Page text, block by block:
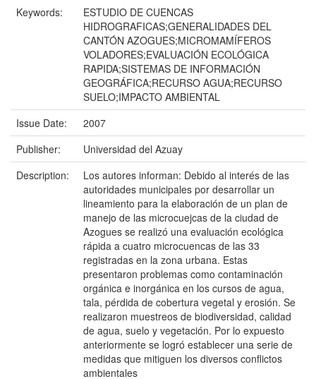
Keywords:
ESTUDIO DE CUENCAS
HIDROGRAFICAS;GENERALIDADES DEL
CANTÓN AZOGUES;MICROMAMÍFEROS
VOLADORES;EVALUACIÓN ECOLÓGICA
RAPIDA;SISTEMAS DE INFORMACIÓN
GEOGRÁFICA;RECURSO AGUA;RECURSO
SUELO;IMPACTO AMBIENTAL
Issue Date:
2007
Publisher:
Universidad del Azuay
Description:
Los autores informan: Debido al interés de las
autoridades municipales por desarrollar un
lineamiento para la elaboración de un plan de
manejo de las microcuejcas de la ciudad de
Azogues se realizó una evaluación ecológica
rápida a cuatro microcuencas de las 33
registradas en la zona urbana. Estas
presentaron problemas como contaminación
orgánica e inorgánica en los cursos de agua,
tala, pérdida de cobertura vegetal y erosión. Se
realizaron muestreos de biodiversidad, calidad
de agua, suelo y vegetación. Por lo expuesto
anteriormente se logró establecer una serie de
medidas que mitiguen los diversos conflictos
ambientales